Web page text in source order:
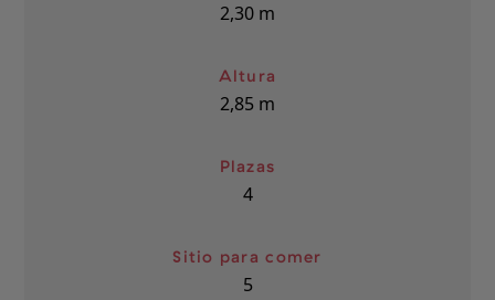
2,30 m
Altura
2,85 m
Plazas
4
Sitio para comer
5